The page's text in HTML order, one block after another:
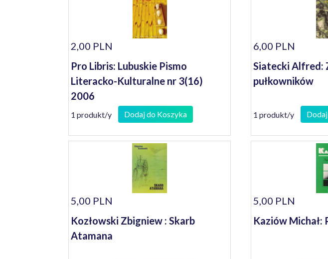
2,00 PLN
Pro Libris: Lubuskie Pismo
Literacko-Kulturalne nr 3(16)
2006
1 produkt/y Dodaj do Koszyka
6,00 PLN
Siatecki Alfred:
pułkowników
1 produkt/y
5,00 PLN
Kozłowski Zbigniew : Skarb
Atamana
5,00 PLN
Kaziów Michał: